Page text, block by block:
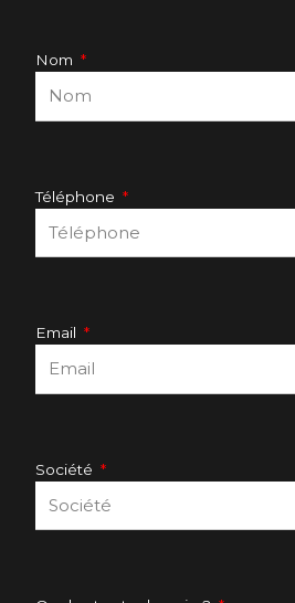
Nom
Téléphone
Email
Société